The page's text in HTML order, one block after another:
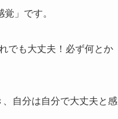
」です。
でも大丈夫！必ず何とか
自分は自分で大丈夫と感